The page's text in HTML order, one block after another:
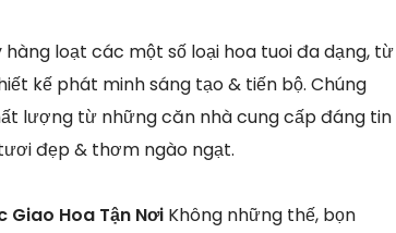
loạt các một số loại hoa tuoi đa dạng, từ
kế phát minh sáng tạo & tiến bộ. Chúng
lượng từ những căn nhà cung cấp đáng tin
đẹp & thơm ngào ngạt.
Giao Hoa Tận Nơi Không những thế, bọn